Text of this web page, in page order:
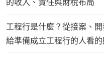
工程行是什麼？從接案、
給準備成立工程行的人看